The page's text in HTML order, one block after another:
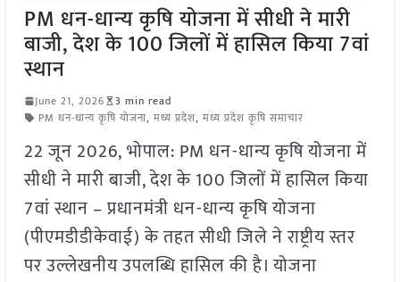
PM धन-धान्य कृषि योजना में सीधी ने मारी
बाजी, देश के 100 जिलों में हासिल किया 7वां
स्थान
June 21, 2026
3 min read
PM धन-धान्य कृषि योजना, मध्य प्रदेश, मध्य प्रदेश कृषि समाचार
22 जून 2026, भोपाल: PM धन-धान्य कृषि योजना में
सीधी ने मारी बाजी, देश के 100 जिलों में हासिल किया
7वां स्थान – प्रधानमंत्री धन-धान्य कृषि योजना
(पीएमडीडीकेवाई) के तहत सीधी जिले ने राष्ट्रीय स्तर
पर उल्लेखनीय उपलब्धि हासिल की है। योजना